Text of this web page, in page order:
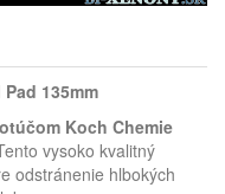
135mm
Koch Chemie
vysoko kvalitný
odstránenie hlbokých